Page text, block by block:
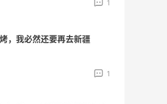
1
，我必然还要再去新疆
1